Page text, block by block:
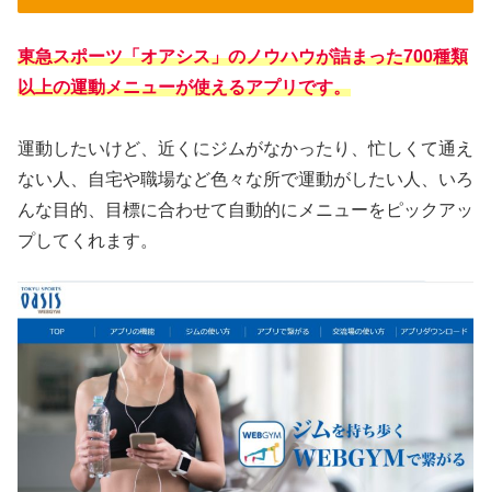
東急スポーツ「オアシス」のノウハウが詰まった700種類
以上の運動メニューが使えるアプリです。
運動したいけど、近くにジムがなかったり、忙しくて通え
ない人、
自宅や職場など色々な所で運動がしたい人、いろ
んな目的、目標に合わせて自動的にメニューをピックアッ
プしてくれます。